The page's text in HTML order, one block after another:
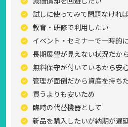
試しに使ってみて問題なけれ
教育・研修で利用したい
イベント・セミナーで一時的
長期展望が見えない状況だから
無料保守が付いているから安
管理が面倒だから資産を持ち
買うよりも安いため
臨時の代替機器として
新品を購入したいが納期が遅